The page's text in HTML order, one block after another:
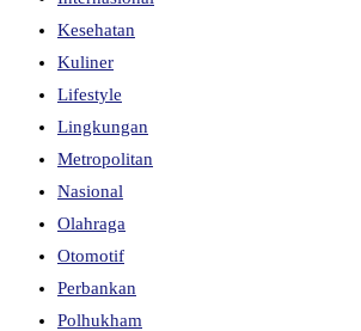
Kesehatan
Kuliner
Lifestyle
Lingkungan
Metropolitan
Nasional
Olahraga
Otomotif
Perbankan
Polhukham